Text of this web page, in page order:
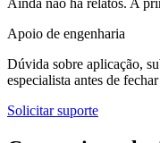
Ainda não há relatos. A
Apoio de engenharia
Dúvida sobre aplicação,
especialista antes de
Solicitar suporte